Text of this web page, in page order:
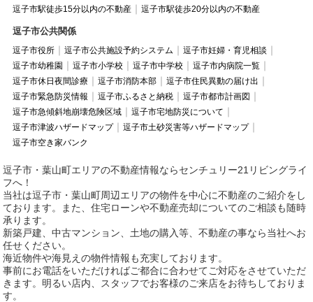
逗子市駅徒歩15分以内の不動産
逗子市駅徒歩20分以内の不動産
逗子市公共関係
逗子市役所 逗子市公共施設予約システム
逗子市妊婦・育児相談
逗子市幼稚園
逗子市小学校 逗子市中学校
逗子市内病院一覧
逗子市休日夜間診療
逗子市消防本部
逗子市住民異動の届け出
逗子市緊急防災情報
逗子市ふるさと納税
逗子市都市計画図
逗子市急傾斜地崩壊危険区域
逗子市宅地防災について
逗子市津波ハザードマップ
逗子市土砂災害等ハザードマップ
逗子市空き家バンク
逗子市・葉山町エリアの不動産情報ならセンチュリー21リビングライ
フへ！
当社は逗子市・葉山町周辺エリアの物件を中心に不動産のご紹介をし
ております。また、住宅ローンや不動産売却についてのご相談も随時
承ります。
新築戸建、中古マンション、土地の購入等、不動産の事なら当社へお
任せください。
海近物件や海見えの物件情報も充実しております。
事前にお電話をいただければご都合に合わせてご対応をさせていただ
きます。明るい店内、スタッフでお客様のご来店をお待ちしておりま
す。